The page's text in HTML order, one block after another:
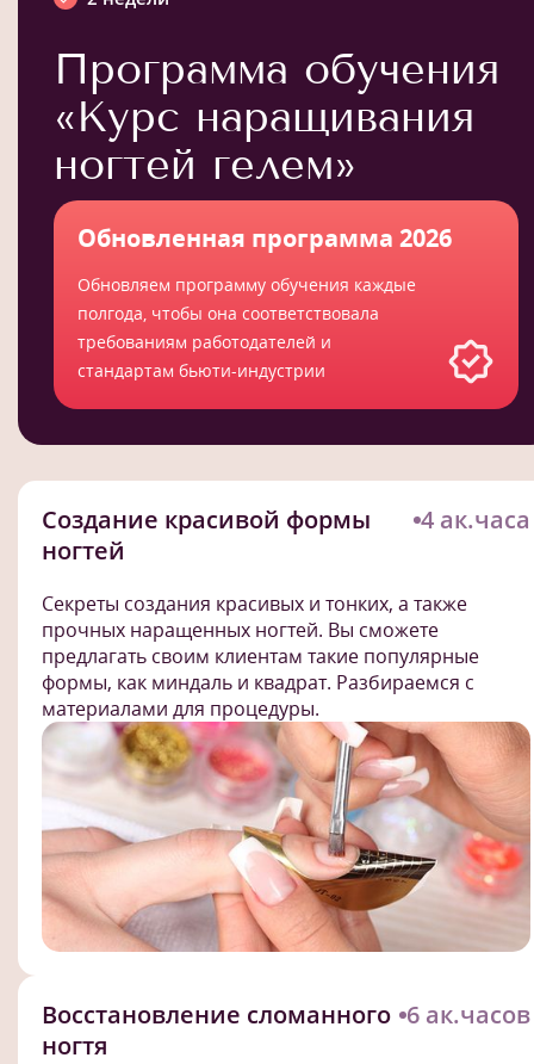
Программа обучения
«Курс наращивания
ногтей гелем»
Обновленная программа 2026
Обновляем программу обучения каждые
полгода, чтобы она соответствовала
требованиям работодателей и
стандартам бьюти-индустрии
Создание красивой формы
ногтей
4 ак.часа
Секреты создания красивых и тонких, а также
прочных наращенных ногтей. Вы сможете
предлагать своим клиентам такие популярные
формы, как миндаль и квадрат. Разбираемся с
материалами для процедуры.
Восстановление сломанного
ногтя
6 ак.часов